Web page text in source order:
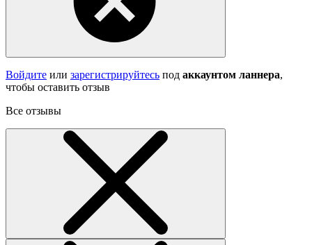
Войдите или зарегистрируйтесь под аккаунтом ланнера,
чтобы оставить отзыв
Все отзывы